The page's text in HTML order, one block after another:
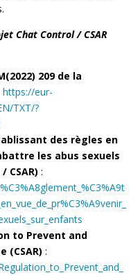
Chat Control / CSAR
209 de la
https://eur-
TXT/?
des règles en
les abus sexuels
CSAR) :
to Prevent and
(CSAR) :